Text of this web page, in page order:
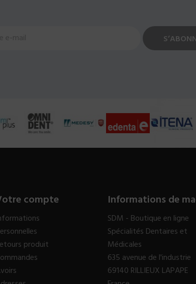
compte
produit
Informations de
SDM - Boutique en ligne
Spécialités Dentaires et
Médicales
635 avenue de l'industrie
69140 RILLIEUX LAPAPE